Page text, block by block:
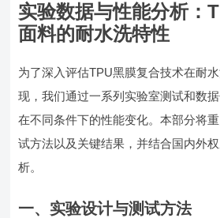
实验数据与性能分析：
面料的耐水洗特性
为了深入评估TPU黑膜复合技术在耐
现，我们通过一系列实验室测试和数
在不同条件下的性能变化。本部分将
试方法以及关键结果，并结合国内外
析。
一、实验设计与测试方法